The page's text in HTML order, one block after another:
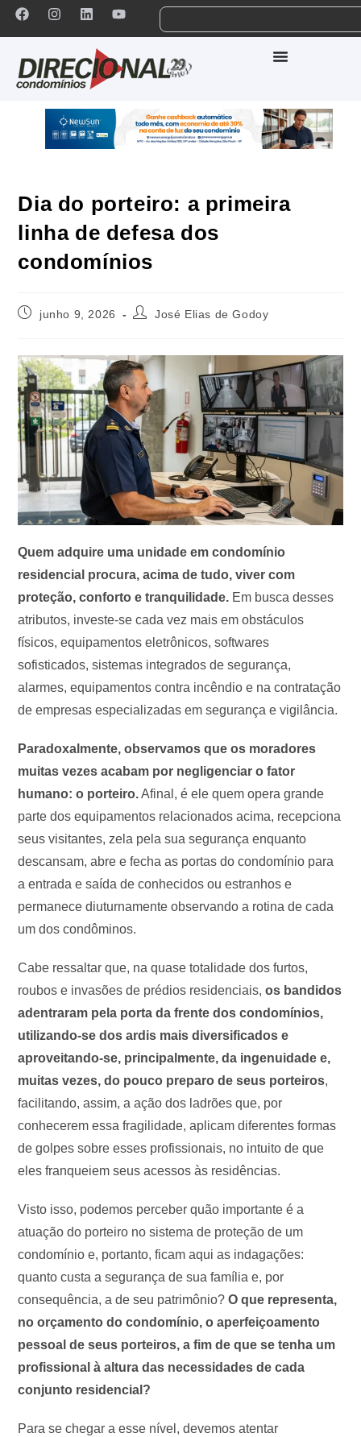
Dia do porteiro: a primeira
linha de defesa dos
condomínios
junho 9, 2026 José Elias de Godoy
Quem adquire uma unidade em condomínio
residencial procura, acima de tudo, viver com
proteção, conforto e tranquilidade. Em busca desses
atributos, investe-se cada vez mais em obstáculos
físicos, equipamentos eletrônicos, softwares
sofisticados, sistemas integrados de segurança,
alarmes, equipamentos contra incêndio e na contratação
de empresas especializadas em segurança e vigilância.
Paradoxalmente, observamos que os moradores
muitas vezes acabam por negligenciar o fator
humano: o porteiro.Afinal, é ele quem opera grande
parte dos equipamentos relacionados acima, recepciona
seus visitantes, zela pela sua segurança enquanto
descansam, abre e fecha as portas do condomínio para
a entrada e saída de conhecidos ou estranhos e
permanece diuturnamente observando a rotina de cada
um dos condôminos.
Cabe ressaltar que, na quase totalidade dos furtos,
roubos e invasões de prédios residenciais,os bandidos
adentraram pela porta da frente dos condomínios,
utilizando-se dos ardis mais diversificados e
aproveitando-se, principalmente, da ingenuidade e,
muitas vezes, do pouco preparo de seus porteiros,
facilitando, assim, a ação dos ladrões que, por
conhecerem essa fragilidade, aplicam diferentes formas
de golpes sobre esses profissionais, no intuito de que
eles franqueiem seus acessos às residências.
Visto isso, podemos perceber quão importante é a
atuação do porteiro no sistema de proteção de um
condomínio e, portanto, ficam aqui as indagações:
quanto custa a segurança de sua família e, por
consequência, a de seu patrimônio?O que representa,
no orçamento do condomínio, o aperfeiçoamento
pessoal de seus porteiros, a fim de que se tenha um
profissional à altura das necessidades de cada
conjunto residencial?
Para se chegar a esse nível, devemos atentar